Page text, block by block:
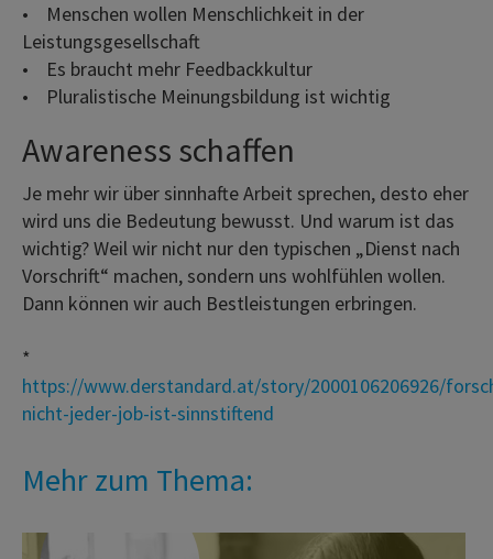
• Menschen wollen Menschlichkeit in der
Leistungsgesellschaft
• Es braucht mehr Feedbackkultur
• Pluralistische Meinungsbildung ist wichtig
Awareness schaffen
Je mehr wir über sinnhafte Arbeit sprechen, desto eher
wird uns die Bedeutung bewusst. Und warum ist das
wichtig? Weil wir nicht nur den typischen „Dienst nach
Vorschrift“ machen, sondern uns wohlfühlen wollen.
Dann können wir auch Bestleistungen erbringen.
*
https://www.derstandard.at/story/2000106206926/
nicht-jeder-job-ist-sinnstiftend
Mehr zum Thema: